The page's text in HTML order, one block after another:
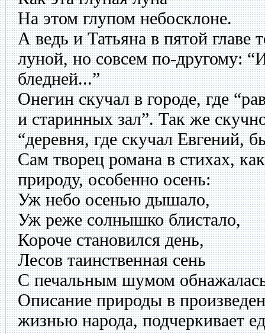
На этом глупом небосклоне.
А ведь и Татьяна в пятой главе
луной, но совсем по-другому:
бледней...”
Онегин скучал в городе, где
и старинных зал”. Так же
“деревня, где скучал Евгений,
Сам творец романа в стихах,
природу, особенно осень:
Уж небо осенью дышало,
Уж реже солнышко блистало,
Короче становился день,
Лесов таинственная сень
С печальным шумом
Описание природы в
жизнью народа, подчеркивает